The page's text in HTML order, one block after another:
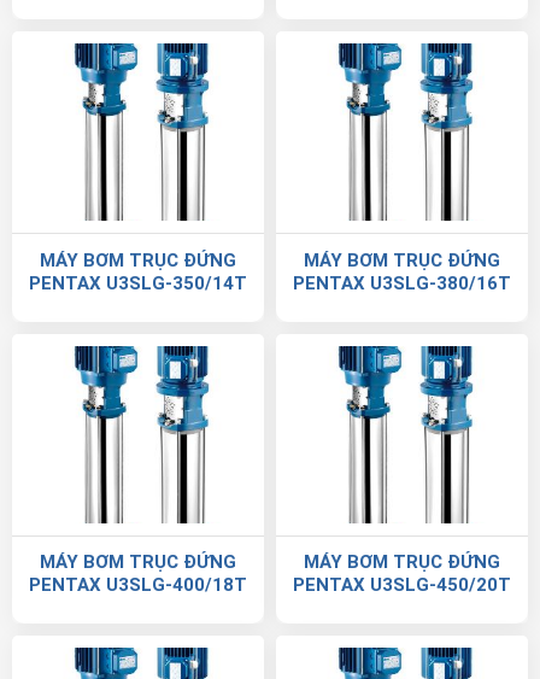
MÁY BƠM TRỤC ĐỨNG
PENTAX U3SLG-350/14T
MÁY BƠM TRỤC ĐỨNG
PENTAX U3SLG-380/16T
MÁY BƠM TRỤC ĐỨNG
PENTAX U3SLG-400/18T
MÁY BƠM TRỤC ĐỨNG
PENTAX U3SLG-450/20T